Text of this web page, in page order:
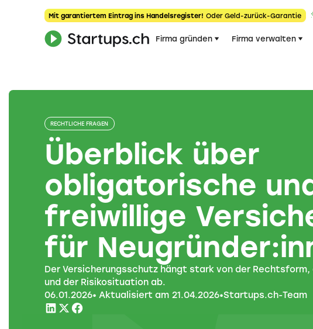
Mit garantiertem Eintrag ins Handelsregister! Oder Geld-zurück-Garantie​
Firma gründen Firma verwalten
RECHTLICHE FRAGEN
Überblick über
obligatorische
freiwillige
für
Der Versicherungsschutz hängt stark von der
und der Risikosituation ab.
06.01.2026• Aktualisiert am 21.04.2026•Startups.ch-Team